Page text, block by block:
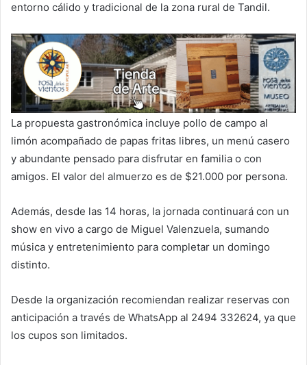
entorno cálido y tradicional de la zona rural de Tandil.
La propuesta gastronómica incluye pollo de campo al
limón acompañado de papas fritas libres, un menú casero
y abundante pensado para disfrutar en familia o con
amigos. El valor del almuerzo es de $21.000 por persona.
Además, desde las 14 horas, la jornada continuará con un
show en vivo a cargo de Miguel Valenzuela, sumando
música y entretenimiento para completar un domingo
distinto.
Desde la organización recomiendan realizar reservas con
anticipación a través de WhatsApp al 2494 332624, ya que
los cupos son limitados.